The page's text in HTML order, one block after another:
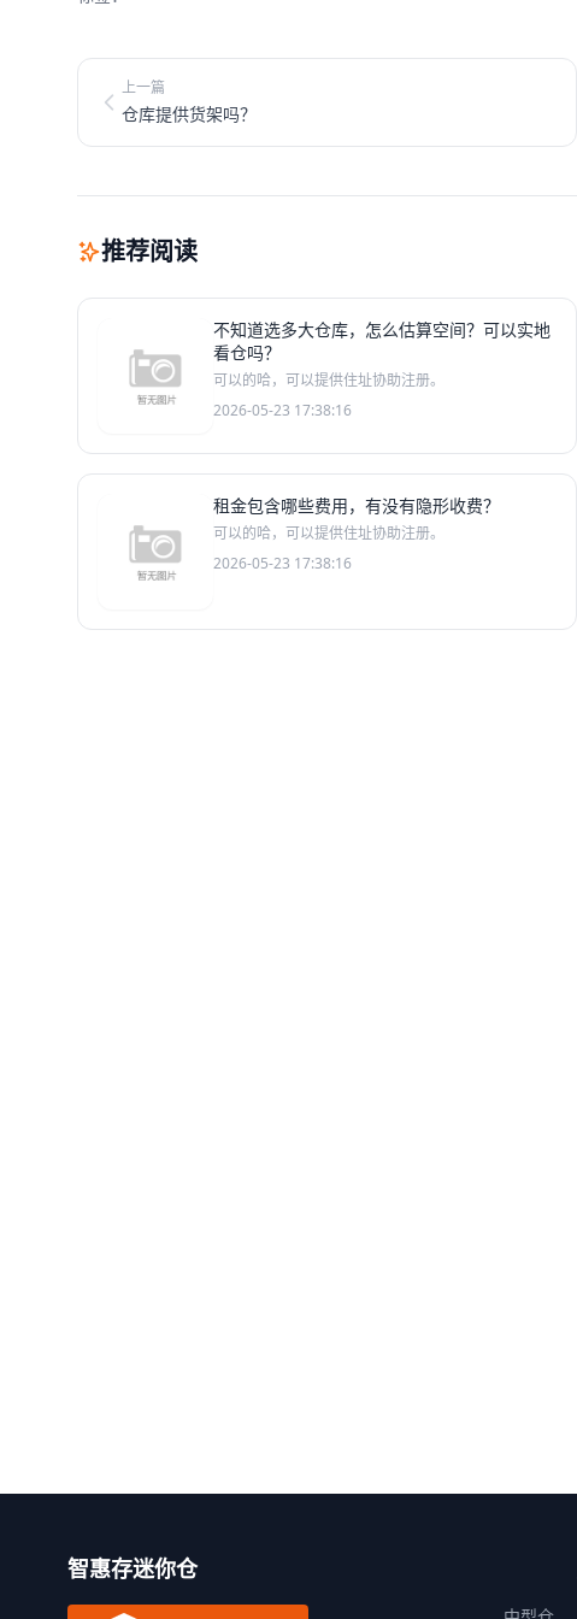
上一篇
仓库提供货架吗？
推荐阅读
不知道选多大仓库，怎么估算空间？可以实地
看仓吗？
可以的哈，可以提供住址协助注册。
2026-05-23 17:38:16
租金包含哪些费用，有没有隐形收费？
可以的哈，可以提供住址协助注册。
2026-05-23 17:38:16
智惠存迷你仓